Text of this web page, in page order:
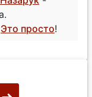
Это просто!